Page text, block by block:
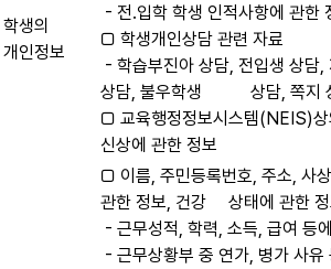
학생의
개인정보
- 전․입학 학생 인적사항에 관한
□ 학생개인상담 관련 자료
- 학습부진아 상담, 전입생 상담,
상담, 불우학생 상담, 쪽지
□ 교육행정정보시스템(NEIS)상
신상에 관한 정보
□ 이름, 주민등록번호, 주소, 사상
관한 정보, 건강 상태에 관한 정
- 근무성적, 학력, 소득, 급여 등
- 근무상황부 중 연가, 병가 사유